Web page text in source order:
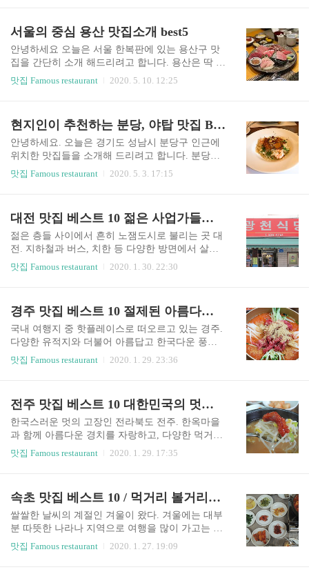
친척들과 즐겁게 지냈던 기억이 있습니다. 언제 한
번 삼겹살을 먹자면서 운봉흑돼지전문점에서 삼겹
살을 먹었..
조미료의 맛보다는 군필분들이 잘 아시는 소시지
김치찌개에 가까운 맛이었습니다. 본격적으로 포
스팅 들어가겠습니다. 1. 호수 부대찌개 첫번째 동
두천 맛집은 호수 부대찌개 입니다. 백종원의 3대
천왕에 나온곳이죠. 인근주민들 군인들 사이에도
많더군요ㅠ 저는 부대찌개 부대볶음 이렇게 두개
의 메인 메뉴를 시켜봤는데 둘다 맛있습니다. 하지
만 짠걸 ..
서울의 중심 용산 맛집소개 best5
안녕하세요 오늘은 서울 한복판에 있는 용산구 맛
집을 간단히 소개 해드리려고 합니다. 용산은 딱 서
울의 중간지점에 있어서 어떤곳으로던지 이동하기
도 많습니다. 혼밥하시기에도 부담없는 곳들이 많
으니 근처 오가면서 간단히 요기하고 싶으신 분들
은 이곳에서 요기하시면 좋을거 같습니다. 또 숙대
근처라 식당가도 잘 발달되어 있습니다. 1. 이춘복
참지 본점 첫번째 용산맛집은 이춘복 참치 본점입
참치 가셔서 어떤거 드시나요?? 저는 실장추천으로
먹는데, 솔직히 실장추천이 가장 가성비가 ..
맛집 Famous restaurant 2020. 5. 10. 12:25
현지인이 추천하는 분당, 야탑 맛집 Best 5
안녕하세요. 오늘은 경기도 성남시 분당구 인근에
위치한 맛집들을 소개해 드리려고 합니다. 분당은
1기 신도시로서 현재 거의 완벽한 인프라를 구축하
인들이 먹기좋은 식당들도 잘 마련되어 있습니다.
오늘은 현지인으로서 살아보면서 맛있다고 생각되
는 맛집을 간추려 보았습니다. 1.돈파스타 첫번째
현지인이 추천하는 분당, 야탑맛집은 진정한 파스
타의 참 맛을 느낄 수 있는 곳으로서 화덕에 굽는
느껴볼수 있다. 가족들끼리 혹은 연인들끼리 같이
오기 좋은곳이다. 2. 진우동 두번째 현지인이 ..
맛집 Famous restaurant 2020. 5. 3. 17:15
대전 맛집 베스트 10 젊은 사업가들의 도시 대전의 특별한 맛집들
젊은 층들 사이에서 흔히 노잼도시로 불리는 곳 대
전. 지하철과 버스, 치한 등 다양한 방면에서 살기
좋은 도시로 소문났지만 정작 놀 수 있는 곳이 별로
식당. 대전 선화동에 위치한 광천식당은 두루치기
요리를 전문으로 판매하는 대전의 맛집으로 전국
맛집들을 소개해 주는 티비프로그램인 백종원의 3
대천왕에도 출연한 경력이 있을 정도로 맛 좋은 식
당이다. 대표메뉴는 오징어두루치기와 두부 두루
니 믿고 방문해도 좋을 것 같다. 30여 년 이상의 전
통과 역사를 자랑하며 ..
맛집 Famous restaurant 2020. 1. 30. 22:30
경주 맛집 베스트 10 절제된 아름다움이 빛나는 도시 경주의 필수 맛집
국내 여행지 중 핫플레이스로 떠오르고 있는 경주.
다양한 유적지와 더불어 아름답고 한국다운 풍성
한 볼거리와 경주만의 매력적인 운치로 많은 관광
유적의 도시 경주의 맛집 베스트 10곳에 대해 글을
쓰고자한다. 경주 맛집 베스트 10 - 1. 함양집 경주
맛집 베스트 10 첫 번째 함양집. 90여 년이 넘는 전
통과 역사를 지닌 명실상부 경주의 맛집인 함양집
은 한우물회를 전문으로 판매하는 식당이다. 무려
사람들로 북적인다. 가장 바쁜 시간에는 1시간이
넘게 기다려야 할 때..
맛집 Famous restaurant 2020. 1. 29. 23:36
전주 맛집 베스트 10 대한민국의 멋이 살아있는 고장 전주의 맛집
한국스러운 멋의 고장인 전라북도 전주. 한옥마을
과 함께 아름다운 경치를 자랑하고, 다양한 먹거리
들과 볼거리들이 풍부하기 때문에 국내 여행지로
로 여행을 많이 온다고 한다. 아름다운 멋의 도시
전주의 맛집에 대해 소개하고자 한다. 전주 맛집 베
스트 10 - 1. 전주왱이 콩나물국밥 전주 맛집 베스
트 10 첫 번째 전주왱이 콩나물국밥. 대한민국의 멋
이 살아 있는 고장답게 맛있는 한식당이 많은 전주
맛집 Famous restaurant 2020. 1. 29. 17:35
속초 맛집 베스트 10 / 먹거리 볼거리가 가득한 속초의 맛집 필수코스
쌀쌀한 날씨의 계절인 겨울이 왔다. 겨울에는 대부
분 따뜻한 나라나 지역으로 여행을 많이 가고는 하
는데, 해외로는 동남아 지역이나 국내에는 제주를
맛집 Famous restaurant 2020. 1. 27. 19:09